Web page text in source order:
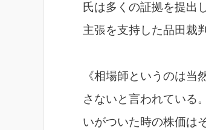
氏は多くの証拠を提出
主張を支持した品田裁
《相場師というのは
さないと言われている
いがついた時の株価は